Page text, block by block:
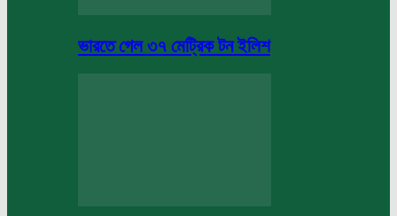
ভারতে গেল ৩৭ মেট্রিক টন ইলিশ